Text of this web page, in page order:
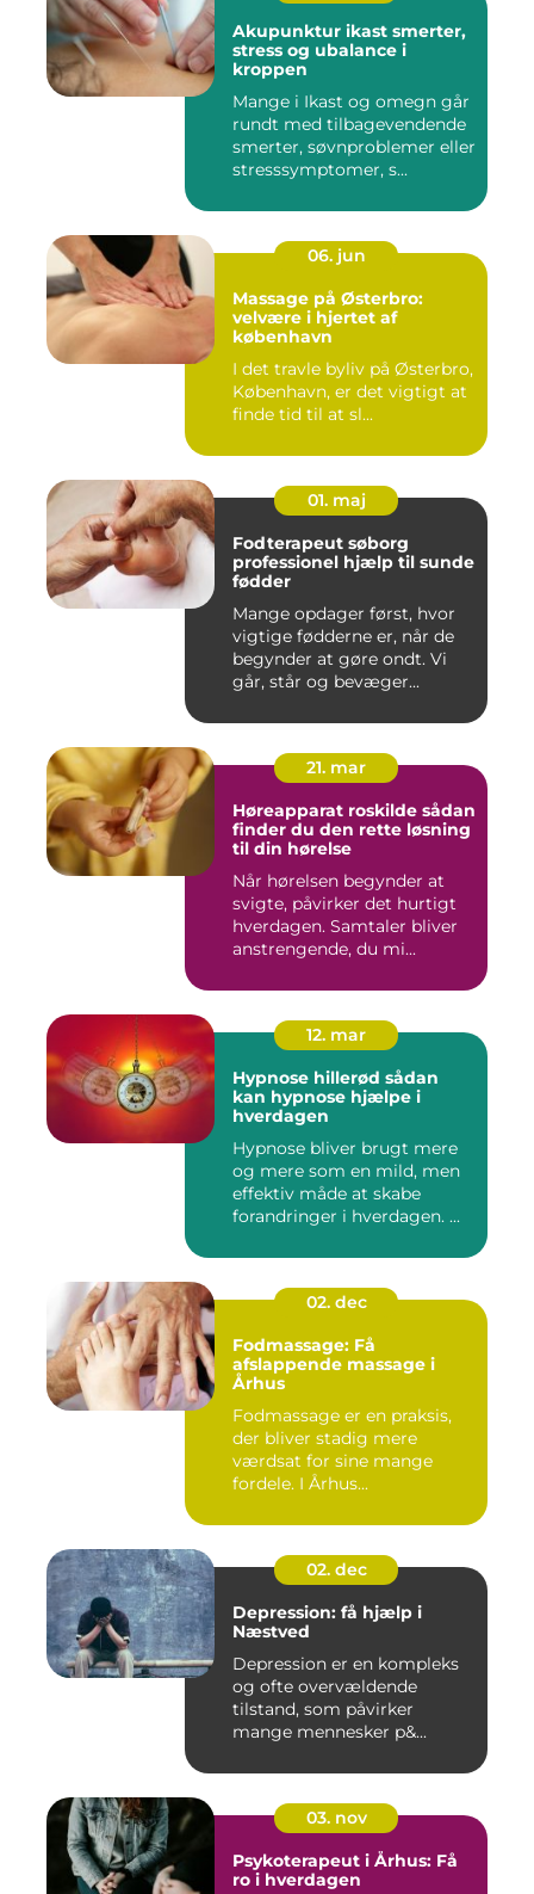
Akupunktur ikast smerter,
stress og ubalance i
kroppen
Mange i Ikast og omegn går
rundt med tilbagevendende
smerter, søvnproblemer eller
stresssymptomer, s...
06. jun
Massage på Østerbro:
velvære i hjertet af
københavn
I det travle byliv på Østerbro,
København, er det vigtigt at
finde tid til at sl...
01. maj
Fodterapeut søborg
professionel hjælp til sunde
fødder
Mange opdager først, hvor
vigtige fødderne er, når de
begynder at gøre ondt. Vi
går, står og bevæger...
21. mar
Høreapparat roskilde sådan
finder du den rette løsning
til din hørelse
Når hørelsen begynder at
svigte, påvirker det hurtigt
hverdagen. Samtaler bliver
anstrengende, du mi...
12. mar
Hypnose hillerød sådan
kan hypnose hjælpe i
hverdagen
Hypnose bliver brugt mere
og mere som en mild, men
effektiv måde at skabe
forandringer i hverdagen. ...
02. dec
Fodmassage: Få
afslappende massage i
Århus
Fodmassage er en praksis,
der bliver stadig mere
værdsat for sine mange
fordele. I Århus...
02. dec
Depression: få hjælp i
Næstved
Depression er en kompleks
og ofte overvældende
tilstand, som påvirker
mange mennesker p&...
03. nov
Psykoterapeut i Århus: Få
ro i hverdagen